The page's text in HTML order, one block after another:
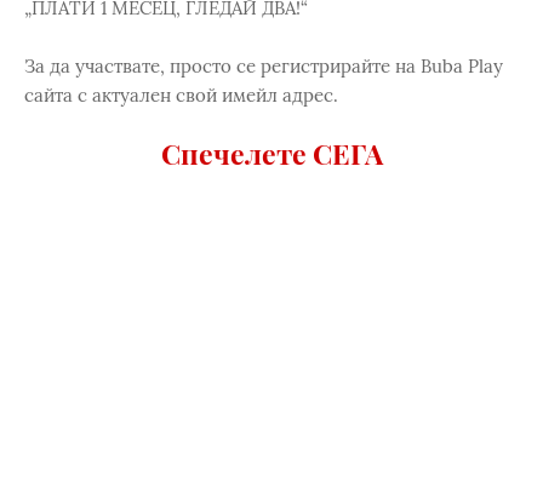
„ПЛАТИ 1 МЕСЕЦ, ГЛЕДАЙ ДВА!“
За да участвате, просто се регистрирайте на Buba Play
сайта с актуален свой имейл адрес.
Спечелете СЕГА